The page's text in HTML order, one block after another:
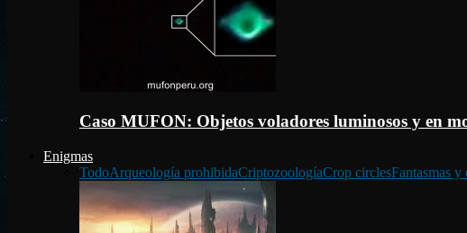
Caso MUFON: Objetos voladores luminosos y en
Enigmas
TodoArqueología prohibidaCriptozoologíaCrop circlesFantasmas y